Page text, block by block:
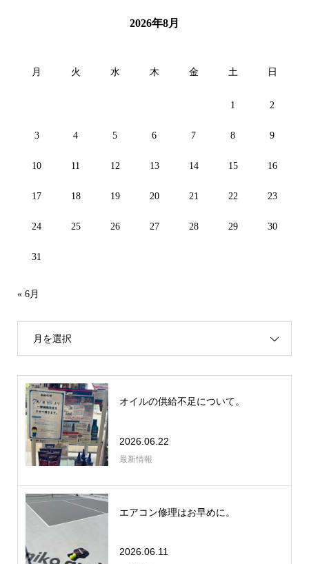
2026年8月
月 火 水 木 金 土 日
1 2
3 4 5 6 7 8 9
10 11 12 13 14 15 16
17 18 19 20 21 22 23
24 25 26 27 28 29 30
31
« 6月
月を選択
オイルの供給不足について。
2026.06.22
最新情報
エアコン修理はお早めに。
2026.06.11